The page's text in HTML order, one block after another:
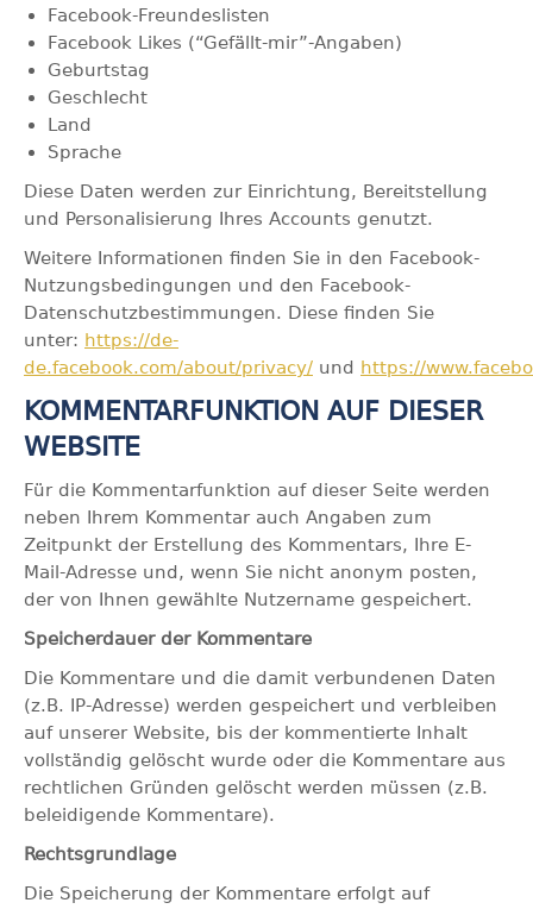
Facebook-Freundeslisten
Facebook Likes (“Gefällt-mir”-Angaben)
Geburtstag
Geschlecht
Land
Sprache
Diese Daten werden zur Einrichtung, Bereitstellung
und Personalisierung Ihres Accounts genutzt.
Weitere Informationen finden Sie in den Facebook-
Nutzungsbedingungen und den Facebook-
Datenschutzbestimmungen. Diese finden Sie
unter: https://de-
de.facebook.com/about/privacy/ und https://
KOMMENTARFUNKTION AUF DIESER
WEBSITE
Für die Kommentarfunktion auf dieser Seite werden
neben Ihrem Kommentar auch Angaben zum
Zeitpunkt der Erstellung des Kommentars, Ihre E-
Mail-Adresse und, wenn Sie nicht anonym posten,
der von Ihnen gewählte Nutzername gespeichert.
Speicherdauer der Kommentare
Die Kommentare und die damit verbundenen Daten
(z.B. IP-Adresse) werden gespeichert und verbleiben
auf unserer Website, bis der kommentierte Inhalt
vollständig gelöscht wurde oder die Kommentare aus
rechtlichen Gründen gelöscht werden müssen (z.B.
beleidigende Kommentare).
Rechtsgrundlage
Die Speicherung der Kommentare erfolgt auf